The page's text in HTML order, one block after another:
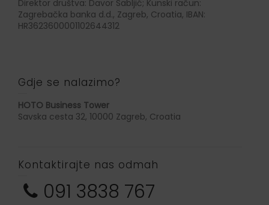
Direktor društva: Davor Sabljić; Kunski račun:
Zagrebačka banka d.d., Zagreb, Croatia, IBAN:
HR3623600001102644312
Gdje se nalazimo?
HOTO Business Tower
Savska cesta 32, 10000 Zagreb, Croatia
Kontaktirajte nas odmah
091 3838 767